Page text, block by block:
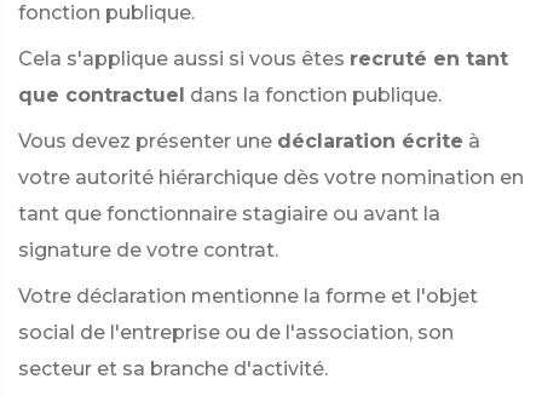
fonction publique.
Cela s'applique aussi si vous êtes recruté en tant
que contractuel dans la fonction publique.
Vous devez présenter une déclaration écrite à
votre autorité hiérarchique dès votre nomination en
tant que fonctionnaire stagiaire ou avant la
signature de votre contrat.
Votre déclaration mentionne la forme et l'objet
social de l'entreprise ou de l'association, son
secteur et sa branche d'activité.